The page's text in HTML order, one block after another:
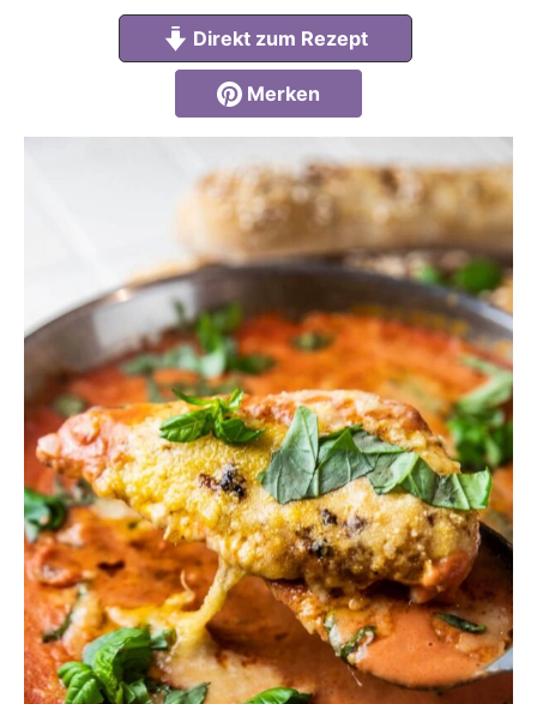
Direkt zum Rezept
Merken